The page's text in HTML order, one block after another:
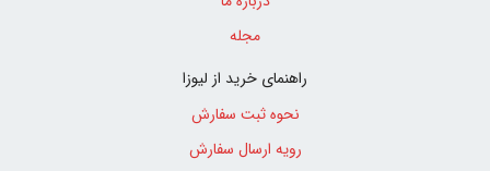
مجله
راهنمای خرید از لیوزا
نحوه ثبت سفارش
رویه ارسال سفارش